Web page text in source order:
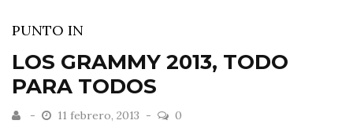
PUNTO IN
LOS GRAMMY 2013, TODO
PARA TODOS
11 febrero, 2013 0